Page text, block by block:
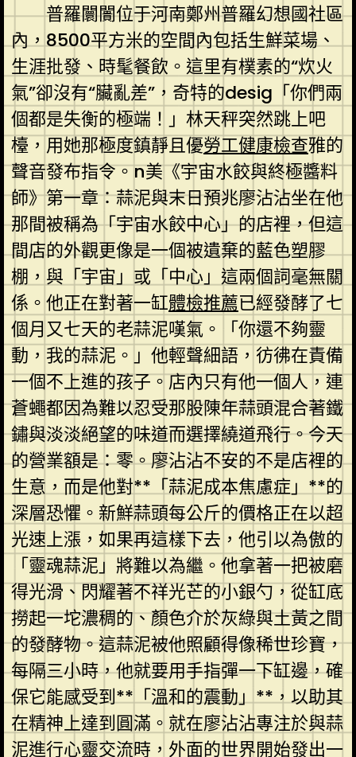
普羅闤闠位于河南鄭州普羅幻想國社區
內，8500平方米的空間內包括生鮮菜場、
生涯批發、時髦餐飲。這里有樸素的“炊火
氣”卻沒有“臟亂差”，奇特的desig「你們兩
個都是失衡的極端！」林天秤突然跳上吧
檯，用她那極度鎮靜且優勞工健康檢查雅的
聲音發布指令。n美《宇宙水餃與終極醬料
師》第一章：蒜泥與末日預兆廖沾沾坐在他
那間被稱為「宇宙水餃中心」的店裡，但這
間店的外觀更像是一個被遺棄的藍色塑膠
棚，與「宇宙」或「中心」這兩個詞毫無關
係。他正在對著一缸體檢推薦已經發酵了七
個月又七天的老蒜泥嘆氣。「你還不夠靈
動，我的蒜泥。」他輕聲細語，彷彿在責備
一個不上進的孩子。店內只有他一個人，連
蒼蠅都因為難以忍受那股陳年蒜頭混合著鐵
鏽與淡淡絕望的味道而選擇繞道飛行。今天
的營業額是：零。廖沾沾不安的不是店裡的
生意，而是他對**「蒜泥成本焦慮症」**的
深層恐懼。新鮮蒜頭每公斤的價格正在以超
光速上漲，如果再這樣下去，他引以為傲的
「靈魂蒜泥」將難以為繼。他拿著一把被磨
得光滑、閃耀著不祥光芒的小銀勺，從缸底
撈起一坨濃稠的、顏色介於灰綠與土黃之間
的發酵物。這蒜泥被他照顧得像稀世珍寶，
每隔三小時，他就要用手指彈一下缸邊，確
保它能感受到**「溫和的震動」**，以助其
在精神上達到圓滿。就在廖沾沾專注於與蒜
泥進行心靈交流時，外面的世界開始發出一